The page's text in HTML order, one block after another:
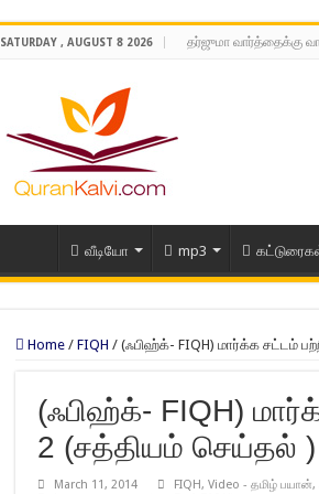
SATURDAY , AUGUST 8 2026 தர்ஜுமா வார்த்தைக்கு
வீடியோ mp3
Home / FIQH / (ஃபிஹ்க்- FIQH) மார்க்க சட்டம்
(ஃபிஹ்க்- FIQH)
2 (சத்தியம் செய்தல் )
March 11, 2014 FIQH, Video - தமிழ் பயான்,